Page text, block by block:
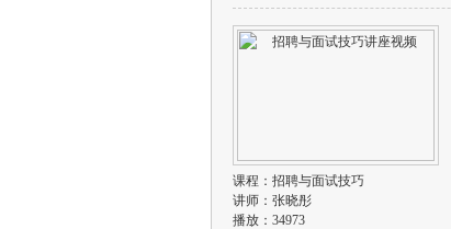
课程： 招聘与面试技巧
讲师： 张晓彤
播放：34973